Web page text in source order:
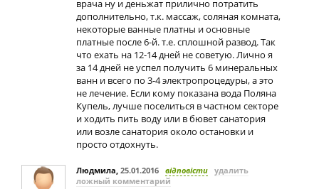
врача ну и деньжат прилично потратить
дополнительно, т.к. массаж, соляная комната,
некоторые ванные платны и основные
платные после 6-й. т.е. сплошной развод. Так
что ехать на 12-14 дней не советую. Лично я
за 14 дней не успел получить 6 минеральных
ванн и всего по 3-4 электропроцедуры, а это
не лечение. Если кому показана вода Поляна
Купель, лучше поселиться в частном секторе
и ходить пить воду или в бювет санатория
или возле санатория около остановки и
просто отдохнуть.
Людмила, 25.01.2016 відповісти удалить
ложный комментарий